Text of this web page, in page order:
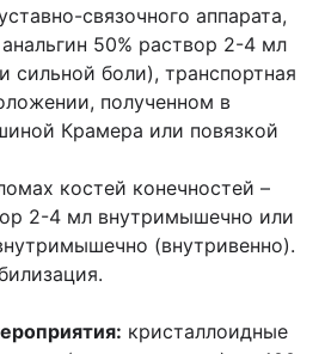
связочного аппарата,
50% раствор 2-4 мл
сильной боли), транспортная
полученном в
Крамера или повязкой
костей конечностей –
2-4 мл внутримышечно или
(внутривенно).
кристаллоидные